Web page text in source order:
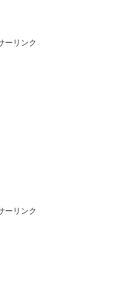
ーリンク
ーリンク